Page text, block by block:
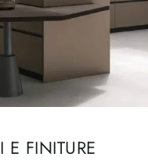
E FINITURE